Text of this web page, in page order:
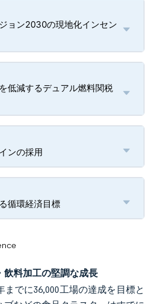
ョン2030の現地化インセン
低減するデュアル燃料関税
ンの採用
循環経済目標
飲料加工の堅調な成長
までに36,000工場の達成を目標と